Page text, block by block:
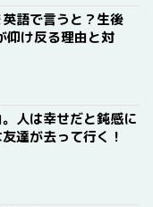
語で言うと？生後
仰け反る理由と対
人は幸せだと鈍感に
達が去って行く！